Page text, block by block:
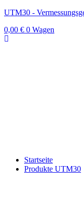
UTM30 -
0,00 € 0 Wagen
Startseite
Produkte UTM30